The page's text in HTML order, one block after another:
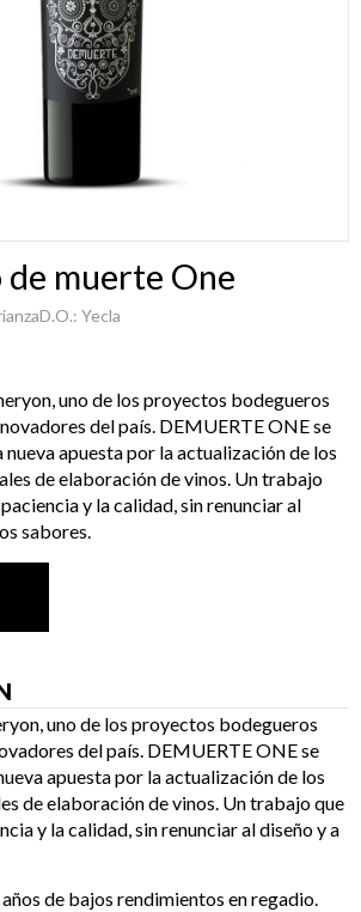
muerte One
D.O.: Yecla
uno de los proyectos bodegueros
del país. DEMUERTE ONE se
nueva apuesta por la actualización de los
de elaboración de vinos. Un trabajo
y la calidad, sin renunciar al
sabores.
uno de los proyectos bodegueros
del país. DEMUERTE ONE se
apuesta por la actualización de los
de elaboración de vinos. Un trabajo que
y la calidad, sin renunciar al diseño y a
de bajos rendimientos en regadio.